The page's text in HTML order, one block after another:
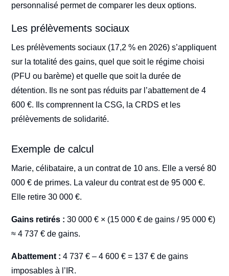
personnalisé permet de comparer les deux options.
Les prélèvements sociaux
Les prélèvements sociaux (17,2 % en 2026) s’appliquent
sur la totalité des gains, quel que soit le régime choisi
(PFU ou barème) et quelle que soit la durée de
détention. Ils ne sont pas réduits par l’abattement de 4
600 €. Ils comprennent la CSG, la CRDS et les
prélèvements de solidarité.
Exemple de calcul
Marie, célibataire, a un contrat de 10 ans. Elle a versé 80
000 € de primes. La valeur du contrat est de 95 000 €.
Elle retire 30 000 €.
Gains retirés : 30 000 € × (15 000 € de gains / 95 000 €)
≈ 4 737 € de gains.
Abattement : 4 737 € – 4 600 € = 137 € de gains
imposables à l’IR.